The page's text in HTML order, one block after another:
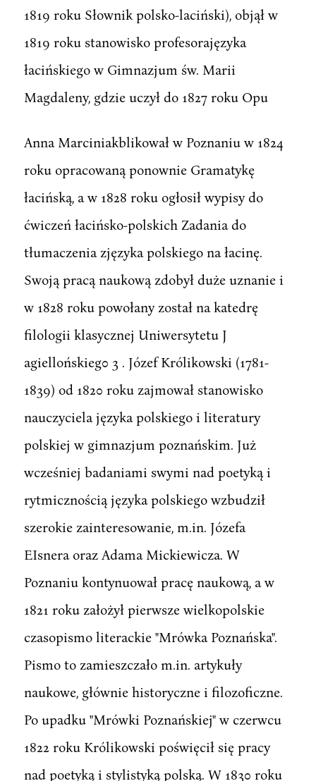
1819 roku Słownik polsko-laciński), objął w
1819 roku stanowisko profesorajęzyka
łacińskiego w Gimnazjum św. Marii
Magdaleny, gdzie uczył do 1827 roku Opu
Anna Marciniakblikował w Poznaniu w 1824
roku opracowaną ponownie Gramatykę
łacińską, a w 1828 roku ogłosił wypisy do
ćwiczeń łacińsko-polskich Zadania do
tłumaczenia zjęzyka polskiego na łacinę.
Swoją pracą naukową zdobył duże uznanie i
w 1828 roku powołany został na katedrę
filologii klasycznej Uniwersytetu J
agiellońskieg0 3 . Józef Królikowski (1781-
1839) od 1820 roku zajmował stanowisko
nauczyciela języka polskiego i literatury
polskiej w gimnazjum poznańskim. Już
wcześniej badaniami swymi nad poetyką i
rytmicznością języka polskiego wzbudził
szerokie zainteresowanie, m.in. Józefa
EIsnera oraz Adama Mickiewicza. W
Poznaniu kontynuował pracę naukową, a w
1821 roku założył pierwsze wielkopolskie
czasopismo literackie "Mrówka Poznańska".
Pismo to zamieszczało m.in. artykuły
naukowe, głównie historyczne i filozoficzne.
Po upadku "Mrówki Poznańskiej" w czerwcu
1822 roku Królikowski poświęcił się pracy
nad poetyką i stylistyką polską. W 1830 roku